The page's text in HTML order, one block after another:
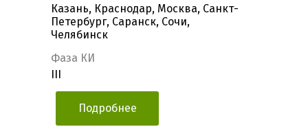
Казань, Краснодар, Москва, Санкт-
Петербург, Саранск, Сочи,
Челябинск
Фаза КИ
Подробнее